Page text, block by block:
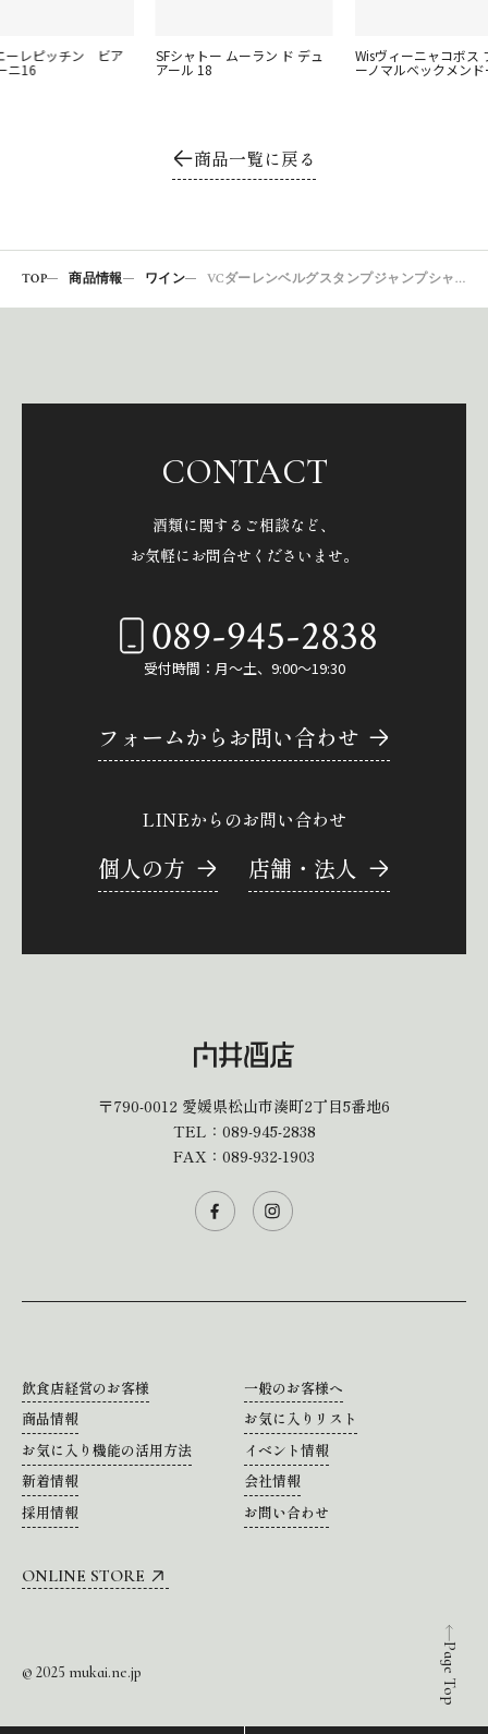
ーレピッチン ビア
ニ16
SFシャトー ムーラン ド デュ
アール 18
Wisヴィーニャコボス
ーノマルベックメンド
商品一覧に戻る
TOP 商品情報 ワイン VCダーレンベルグスタンプジャンプシャルドネ18
Page Top
CONTACT
酒類に関するご相談など、
お気軽にお問合せくださいませ。
089-945-2838
受付時間：月～土、9:00～19:30
フォームからお問い合わせ
LINEからのお問い合わせ
個人の方 店舗・法人
〒790-0012 愛媛県松山市湊町2丁目5番地6
TEL： 089-945-2838
FAX：089-932-1903
飲食店経営のお客様
一般のお客様へ
商品情報
お気に入りリスト
お気に入り機能の活用方法
イベント情報
新着情報
会社情報
採用情報
お問い合わせ
ONLINE STORE
© 2025 mukai.ne.jp